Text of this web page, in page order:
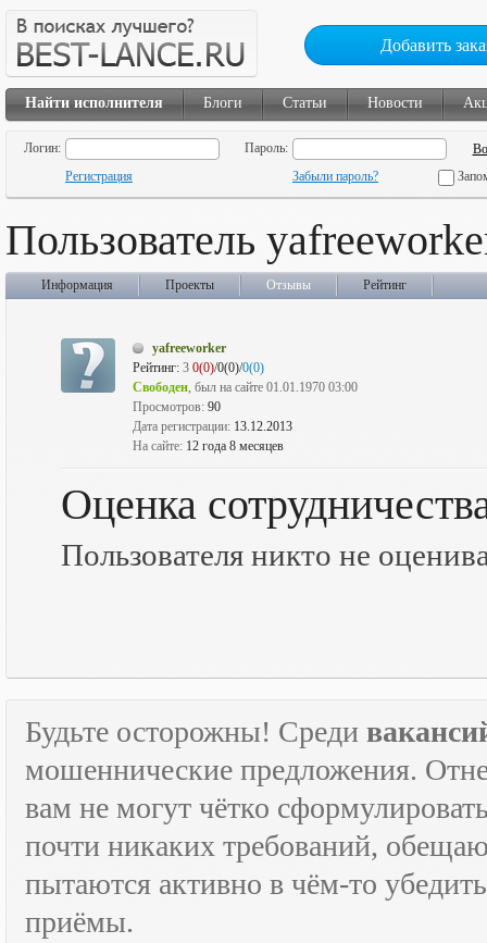
Добавить
Найти исполнителя Блоги Статьи Новости
Логин:
Пароль:
Регистрация
Забыли пароль?
Пользователь
Информация Проекты Отзывы Рейтинг
yafreeworker
Рейтинг: 3 0(0)/0(0)/0(0)
Свободен, был на сайте 01.01.1970 03:00
Просмотров: 90
Дата регистрации: 13.12.2013
На сайте: 12 года 8 месяцев
Оценка
Пользователя никто не
Будьте осторожны! Среди
мошеннические предложения.
вам не могут чётко
почти никаких требований,
пытаются активно в чём-то
приёмы.